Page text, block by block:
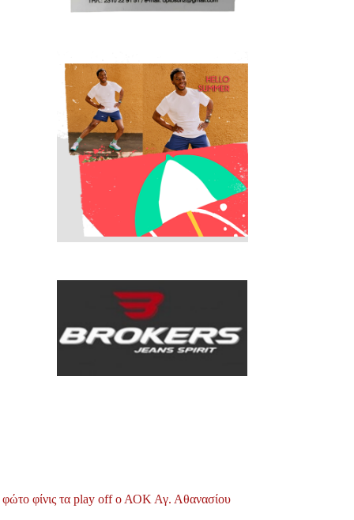
φίνις τα play off ο ΑΟΚ Αγ. Αθανασίου